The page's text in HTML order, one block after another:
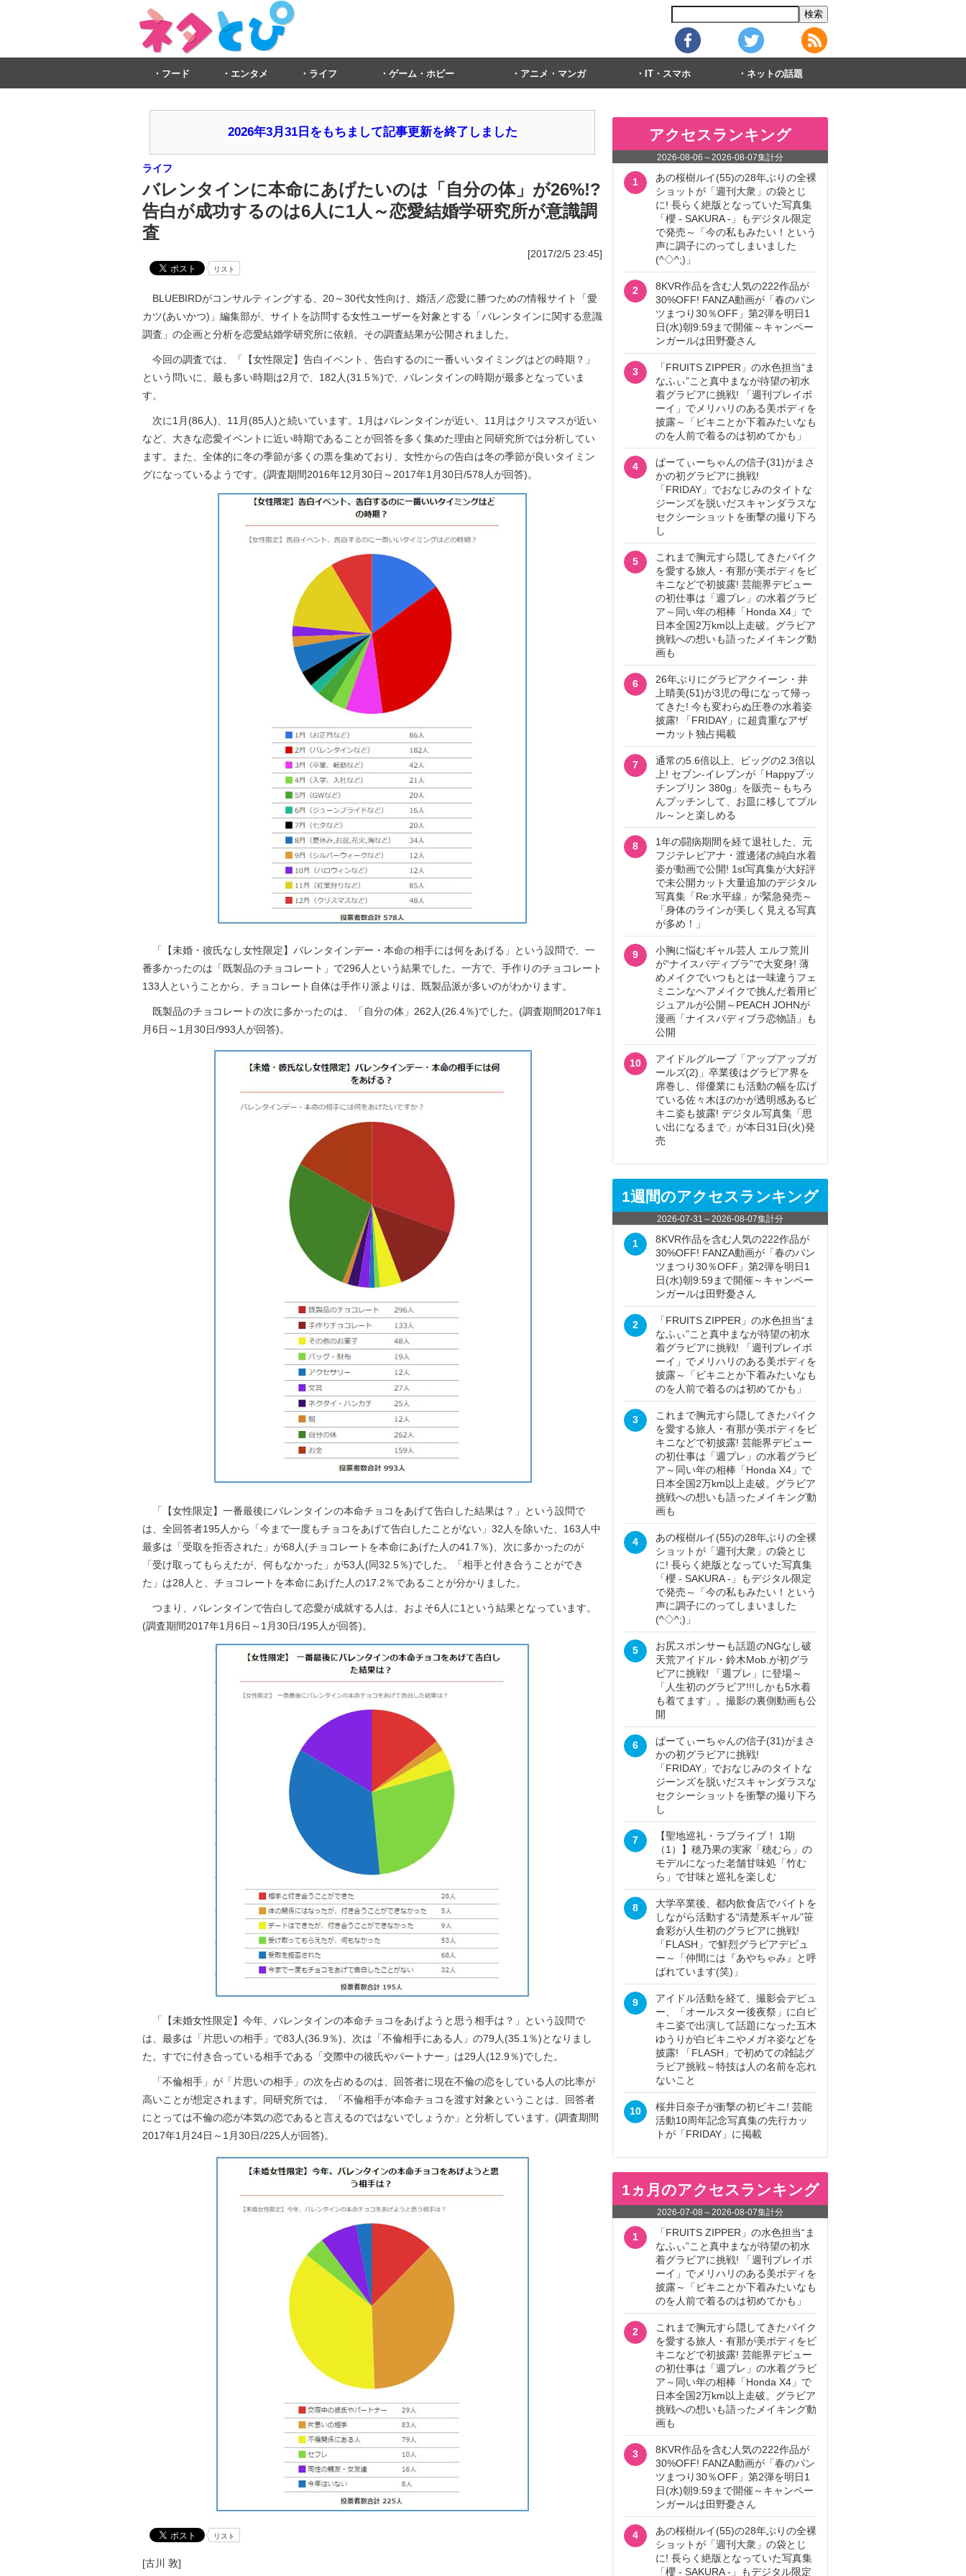
フード エンタメ ライフ ゲーム・ホビー アニメ・マンガ IT・スマホ ネットの話題
2026年3月31日をもちまして記事更新を終了しました
ライフ
バレンタインに本命にあげたいのは「自分の体」が26%!?
告白が成功するのは6人に1人～恋愛結婚学研究所が意識調
査
[2017/2/5 23:45]
リスト
BLUEBIRDがコンサルティングする、20～30代女性向け、婚活／恋愛に勝つための情報サイト「愛
カツ(あいかつ)」編集部が、サイトを訪問する女性ユーザーを対象とする「バレンタインに関する意識
調査」の企画と分析を恋愛結婚学研究所に依頼。その調査結果が公開されました。
今回の調査では、「【女性限定】告白イベント、告白するのに一番いいタイミングはどの時期？」
という問いに、最も多い時期は2月で、182人(31.5％)で、バレンタインの時期が最多となっていま
す。
次に1月(86人)、11月(85人)と続いています。1月はバレンタインが近い、11月はクリスマスが近い
など、大きな恋愛イベントに近い時期であることが回答を多く集めた理由と同研究所では分析してい
ます。また、全体的に冬の季節が多くの票を集めており、女性からの告白は冬の季節が良いタイミン
グになっているようです。(調査期間2016年12月30日～2017年1月30日/578人が回答)。
「【未婚・彼氏なし女性限定】バレンタインデー・本命の相手には何をあげる」という設問で、一
番多かったのは「既製品のチョコレート」で296人という結果でした。一方で、手作りのチョコレート
133人ということから、チョコレート自体は手作り派よりは、既製品派が多いのがわかります。
既製品のチョコレートの次に多かったのは、「自分の体」262人(26.4％)でした。(調査期間2017年1
月6日～1月30日/993人が回答)。
「【女性限定】一番最後にバレンタインの本命チョコをあげて告白した結果は？」という設問で
は、全回答者195人から「今まで一度もチョコをあげて告白したことがない」32人を除いた、163人中
最多は「受取を拒否された」が68人(チョコレートを本命にあげた人の41.7％)、次に多かったのが
「受け取ってもらえたが、何もなかった」が53人(同32.5％)でした。「相手と付き合うことができ
た」は28人と、チョコレートを本命にあげた人の17.2％であることが分かりました。
つまり、バレンタインで告白して恋愛が成就する人は、およそ6人に1という結果となっています。
(調査期間2017年1月6日～1月30日/195人が回答)。
「【未婚女性限定】今年、バレンタインの本命チョコをあげようと思う相手は？」という設問で
は、最多は「片思いの相手」で83人(36.9％)、次は「不倫相手にある人」の79人(35.1％)となりまし
た。すでに付き合っている相手である「交際中の彼氏やパートナー」は29人(12.9％)でした。
「不倫相手」が「片思いの相手」の次を占めるのは、回答者に現在不倫の恋をしている人の比率が
高いことが想定されます。同研究所では、「不倫相手が本命チョコを渡す対象ということは、回答者
にとっては不倫の恋が本気の恋であると言えるのではないでしょうか」と分析しています。(調査期間
2017年1月24日～1月30日/225人が回答)。
リスト
[古川 敦]
アクセスランキング
2026-08-06 ～2026-08-07集計分
1
あの桜樹ルイ(55)の28年ぶりの全裸
ショットが「週刊大衆」の袋とじ
に! 長らく絶版となっていた写真集
「櫻 - SAKURA -」もデジタル限定
で発売～「今の私もみたい！という
声に調子にのってしまいました
(^◇^;)」
2
8KVR作品を含む人気の222作品が
30%OFF! FANZA動画が「春のパン
ツまつり30％OFF」第2弾を明日1
日(水)朝9:59まで開催～キャンペー
ンガールは田野憂さん
3
「FRUITS ZIPPER」の水色担当“ま
なふぃ”こと真中まなが待望の初水
着グラビアに挑戦! 「週刊プレイボ
ーイ」でメリハリのある美ボディを
披露～「ビキニとか下着みたいなも
のを人前で着るのは初めてかも」
4
ぱーてぃーちゃんの信子(31)がまさ
かの初グラビアに挑戦!
「FRIDAY」でおなじみのタイトな
ジーンズを脱いだスキャンダラスな
セクシーショットを衝撃の撮り下ろ
し
5
これまで胸元すら隠してきたバイク
を愛する旅人・有那が美ボディをビ
キニなどで初披露! 芸能界デビュー
の初仕事は「週プレ」の水着グラビ
ア～同い年の相棒「Honda X4」で
日本全国2万km以上走破。グラビア
挑戦への想いも語ったメイキング動
画も
6
26年ぶりにグラビアクイーン・井
上晴美(51)が3児の母になって帰っ
てきた! 今も変わらぬ圧巻の水着姿
披露! 「FRIDAY」に超貴重なアザ
ーカット独占掲載
7
通常の5.6倍以上、ビッグの2.3倍以
上! セブン‐イレブンが「Happyプッ
チンプリン 380g」を販売～もちろ
んプッチンして、お皿に移してプル
ル～ンと楽しめる
8
1年の闘病期間を経て退社した、元
フジテレビアナ・渡邊渚の純白水着
姿が動画で公開! 1st写真集が大好評
で未公開カット大量追加のデジタル
写真集「Re:水平線」が緊急発売～
「身体のラインが美しく見える写真
が多め！」
9
小胸に悩むギャル芸人 エルフ荒川
が“ナイスバディブラ”で大変身! 薄
めメイクでいつもとは一味違うフェ
ミニンなヘアメイクで挑んだ着用ビ
ジュアルが公開～PEACH JOHNが
漫画「ナイスバディブラ恋物語」も
公開
10
アイドルグループ「アップアップガ
ールズ(2)」卒業後はグラビア界を
席巻し、俳優業にも活動の幅を広げ
ている佐々木ほのかが透明感あるビ
キニ姿も披露! デジタル写真集「思
い出になるまで」が本日31日(火)発
売
1週間のアクセスランキング
2026-07-31 ～2026-08-07集計分
1
8KVR作品を含む人気の222作品が
30%OFF! FANZA動画が「春のパン
ツまつり30％OFF」第2弾を明日1
日(水)朝9:59まで開催～キャンペー
ンガールは田野憂さん
2
「FRUITS ZIPPER」の水色担当“ま
なふぃ”こと真中まなが待望の初水
着グラビアに挑戦! 「週刊プレイボ
ーイ」でメリハリのある美ボディを
披露～「ビキニとか下着みたいなも
のを人前で着るのは初めてかも」
3
これまで胸元すら隠してきたバイク
を愛する旅人・有那が美ボディをビ
キニなどで初披露! 芸能界デビュー
の初仕事は「週プレ」の水着グラビ
ア～同い年の相棒「Honda X4」で
日本全国2万km以上走破。グラビア
挑戦への想いも語ったメイキング動
画も
4
あの桜樹ルイ(55)の28年ぶりの全裸
ショットが「週刊大衆」の袋とじ
に! 長らく絶版となっていた写真集
「櫻 - SAKURA -」もデジタル限定
で発売～「今の私もみたい！という
声に調子にのってしまいました
(^◇^;)」
5
お尻スポンサーも話題のNGなし破
天荒アイドル・鈴木Mob.が初グラ
ビアに挑戦! 「週プレ」に登場～
「人生初のグラビア!!!しかも5水着
も着てます」。撮影の裏側動画も公
開
6
ぱーてぃーちゃんの信子(31)がまさ
かの初グラビアに挑戦!
「FRIDAY」でおなじみのタイトな
ジーンズを脱いだスキャンダラスな
セクシーショットを衝撃の撮り下ろ
し
7
【聖地巡礼・ラブライブ！ 1期
（1）】穂乃果の実家「穂むら」の
モデルになった老舗甘味処「竹む
ら」で甘味と巡礼を楽しむ
8
大学卒業後、都内飲食店でバイトを
しながら活動する“清楚系ギャル”笹
倉彩が人生初のグラビアに挑戦!
「FLASH」で鮮烈グラビアデビュ
ー～「仲間には『あやちゃみ』と呼
ばれています(笑)」
9
アイドル活動を経て、撮影会デビュ
ー、「オールスター後夜祭」に白ビ
キニ姿で出演して話題になった五木
ゆうりが白ビキニやメガネ姿などを
披露! 「FLASH」で初めての雑誌グ
ラビア挑戦～特技は人の名前を忘れ
ないこと
10
桜井日奈子が衝撃の初ビキニ! 芸能
活動10周年記念写真集の先行カッ
トが「FRIDAY」に掲載
1ヵ月のアクセスランキング
2026-07-08 ～2026-08-07集計分
1
「FRUITS ZIPPER」の水色担当“ま
なふぃ”こと真中まなが待望の初水
着グラビアに挑戦! 「週刊プレイボ
ーイ」でメリハリのある美ボディを
披露～「ビキニとか下着みたいなも
のを人前で着るのは初めてかも」
2
これまで胸元すら隠してきたバイク
を愛する旅人・有那が美ボディをビ
キニなどで初披露! 芸能界デビュー
の初仕事は「週プレ」の水着グラビ
ア～同い年の相棒「Honda X4」で
日本全国2万km以上走破。グラビア
挑戦への想いも語ったメイキング動
画も
3
8KVR作品を含む人気の222作品が
30%OFF! FANZA動画が「春のパン
ツまつり30％OFF」第2弾を明日1
日(水)朝9:59まで開催～キャンペー
ンガールは田野憂さん
4
あの桜樹ルイ(55)の28年ぶりの全裸
ショットが「週刊大衆」の袋とじ
に! 長らく絶版となっていた写真集
「櫻 - SAKURA -」もデジタル限定